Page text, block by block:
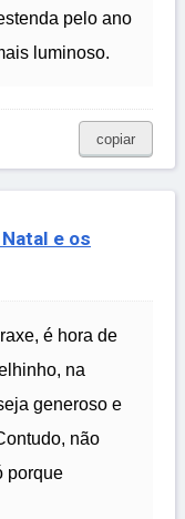
pelo ano
luminoso.
copiar
e os
é hora de
na
generoso e
não
porque